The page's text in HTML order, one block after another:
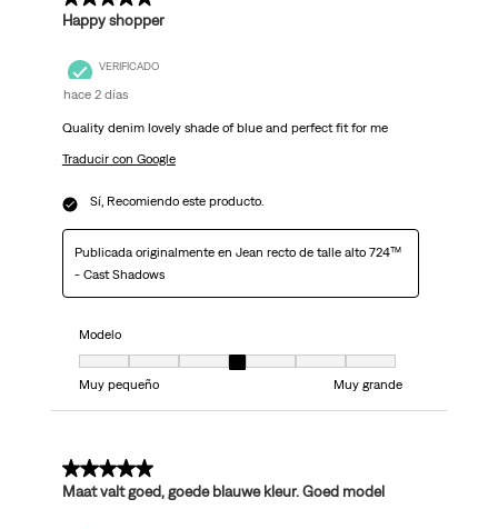
Happy shopper
VERIFICADO
hace 2 días
Quality denim lovely shade of blue and perfect fit for me
Traducir con Google
Sí, Recomiendo este producto.
Publicada originalmente en Jean recto de talle alto 724™
- Cast Shadows
Modelo
Modelo, 4 de 7, donde 1 es igual a Muy pequeño y 7 es igual a Muy
Muy pequeño
Muy grande
5 de 5 estrellas.
Maat valt goed, goede blauwe kleur. Goed model